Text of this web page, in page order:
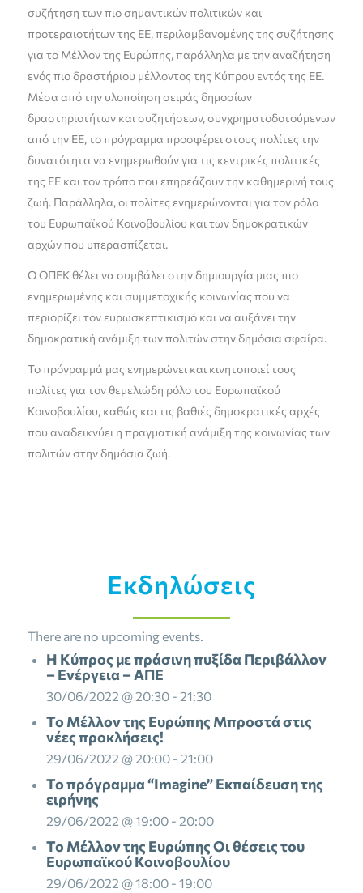
συζήτηση των πιο σημαντικών πολιτικών και
προτεραιοτήτων της ΕΕ, περιλαμβανομένης της συζήτησης
για το Μέλλον της Ευρώπης, παράλληλα με την αναζήτηση
ενός πιο δραστήριου μέλλοντος της Κύπρου εντός της ΕΕ.
Μέσα από την υλοποίηση σειράς δημοσίων
δραστηριοτήτων και συζητήσεων, συγχρηματοδοτούμενων
από την ΕΕ, το πρόγραμμα προσφέρει στους πολίτες την
δυνατότητα να ενημερωθούν για τις κεντρικές πολιτικές
της ΕΕ και τον τρόπο που επηρεάζουν την καθημερινή τους
ζωή. Παράλληλα, οι πολίτες ενημερώνονται για τον ρόλο
του Ευρωπαϊκού Κοινοβουλίου και των δημοκρατικών
αρχών που υπερασπίζεται.
Ο ΟΠΕΚ θέλει να συμβάλει στην δημιουργία μιας πιο
ενημερωμένης και συμμετοχικής κοινωνίας που να
περιορίζει τον ευρωσκεπτικισμό και να αυξάνει την
δημοκρατική ανάμιξη των πολιτών στην δημόσια σφαίρα.
Το πρόγραμμά μας ενημερώνει και κινητοποιεί τους
πολίτες για τον θεμελιώδη ρόλο του Ευρωπαϊκού
Κοινοβουλίου, καθώς και τις βαθιές δημοκρατικές αρχές
που αναδεικνύει η πραγματική ανάμιξη της κοινωνίας των
πολιτών στην δημόσια ζωή.
Εκδηλώσεις
There are no upcoming events.
Η Κύπρος με πράσινη πυξίδα Περιβάλλον
– Ενέργεια – ΑΠΕ
30/06/2022 @ 20:30- 21:30
To Μέλλον της Ευρώπης Μπροστά στις
νέες προκλήσεις!
29/06/2022 @ 20:00- 21:00
To πρόγραμμα “Imagine” Eκπαίδευση της
ειρήνης
29/06/2022 @ 19:00- 20:00
To Μέλλον της Ευρώπης Οι θέσεις του
Ευρωπαϊκού Κοινοβουλίου
29/06/2022 @ 18:00- 19:00